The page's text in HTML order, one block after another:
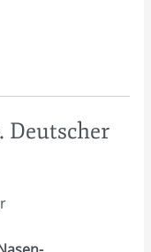
Deutscher